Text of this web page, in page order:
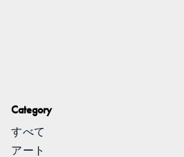
Category
すべて
アート